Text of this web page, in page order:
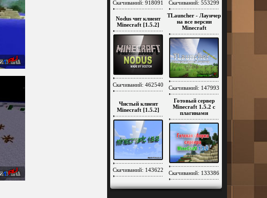
Скачиваний: 918091 Скачиваний: 553299
Nodus чит клиент
Minecraft [1.5.2]
Скачиваний: 462540
TLauncher - Лаунчер
на все версии
Minecraft
Скачиваний: 147993
Чистый клиент
Minecraft [1.5.2]
Скачиваний: 143622
Готовый сервер
Minecraft 1.5.2 c
плагинами
Скачиваний: 133386